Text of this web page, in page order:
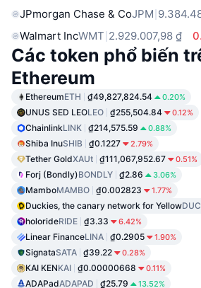
JPmorgan Chase & CoJPM
Walmart IncWMT 2.929.007,98 ₫
Các token phổ biến
Ethereum
EthereumETH ₫49,827,824.54 0.20%
UNUS SED LEOLEO ₫255,504.84 0.12%
ChainlinkLINK ₫214,575.59 0.88%
Shiba InuSHIB ₫0.1227 2.79%
Tether GoldXAUt ₫111,067,952.67 0.51%
Forj (Bondly)BONDLY ₫2.86 3.06%
MamboMAMBO ₫0.002823 1.77%
Duckies, the canary network for Yellow
holorideRIDE ₫3.33 6.42%
Linear FinanceLINA ₫0.2905 1.90%
SignataSATA ₫39.22 0.28%
KAI KENKAI ₫0.00000668 0.11%
ADAPadADAPAD ₫25.79 13.52%